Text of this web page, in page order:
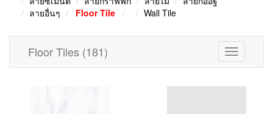
ลายอื่นๆ
Floor Tile Wall Tile
Toggle
navigation
Floor Tiles (181)